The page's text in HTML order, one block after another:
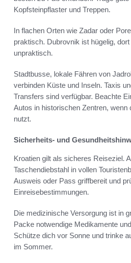
Kopfsteinpflaster und Treppen.
In flachen Orten wie Zadar oder
praktisch. Dubrovnik ist hügelig,
unpraktisch.
Stadtbusse, lokale Fähren von
verbinden Küste und Inseln. Taxis
Transfers sind verfügbar. Beachte
Autos in historischen Zentren, wenn
nutzt.
Sicherheits- und
Kroatien gilt als sicheres Reiseziel.
Taschendiebstahl in vollen
Ausweis oder Pass griffbereit und
Einreisebestimmungen.
Die medizinische Versorgung ist in
Packe notwendige Medikamente
Schütze dich vor Sonne und trinke
im Sommer.